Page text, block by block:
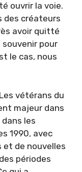
ouvrir la voie.
des créateurs
avoir quitté
souvenir pour
le cas, nous
vétérans du
majeur dans
les
1990, avec
et de nouvelles
périodes